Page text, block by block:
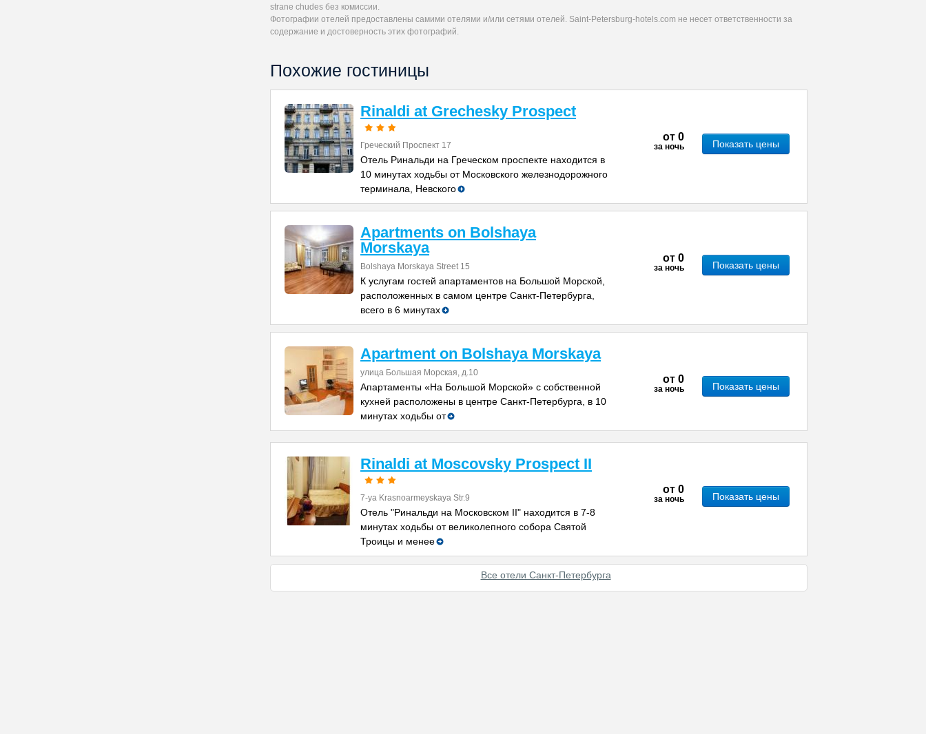
strane chudes без комиссии.
Фотографии отелей предоставлены самими отелями и/или сетями отелей. Saint-Petersburg-hotels.com не несет ответственности за
содержание и достоверность этих фотографий.
Похожие гостиницы
Rinaldi at Grechesky Prospect
Греческий Проспект 17
Отель Ринальди на Греческом проспекте находится в
10 минутах ходьбы от Московского железнодорожного
терминала, Невского
от 0
за ночь Показать цены
Apartments on Bolshaya
Morskaya
Bolshaya Morskaya Street 15
К услугам гостей апартаментов на Большой Морской,
расположенных в самом центре Санкт-Петербурга,
всего в 6 минутах
от 0
за ночь Показать цены
Apartment on Bolshaya Morskaya
улица Большая Морская, д.10
Апартаменты «На Большой Морской» с собственной
кухней расположены в центре Санкт-Петербурга, в 10
минутах ходьбы от
от 0
за ночь Показать цены
Rinaldi at Moscovsky Prospect II
7-ya Krasnoarmeyskaya Str.9
Отель "Ринальди на Московском II" находится в 7-8
минутах ходьбы от великолепного собора Святой
Троицы и менее
от 0
за ночь Показать цены
Все отели Санкт-Петербурга